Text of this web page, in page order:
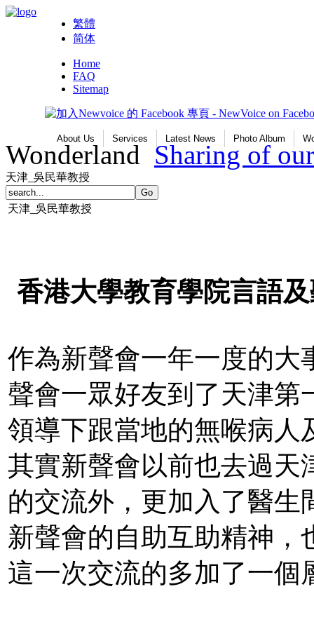
繁體
简体
Home
FAQ
Sitemap
About Us Services Latest News Photo Album
Wonderland Sharing of
天津_吳民華教授
天津_吳民華教授
香港大學教育學院言語
作為新聲會一年一度的大
聲會一眾好友到了天津第
領導下跟當地的無喉病人
其實新聲會以前也去過天
的交流外，更加入了醫生
新聲會的自助互助精神，
這一次交流的多加了一個